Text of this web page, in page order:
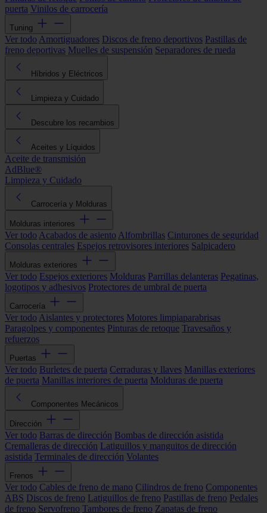
puerta Vinilos de carrocería
Tuning
Ver todo Amortiguadores Discos de freno deportivos Pastillas de
freno deportivas Muelles de suspensión Separadores de rueda
Híbridos y Eléctricos
Limpieza y Cuidado
Descubre los recambios
Aceites y Líquidos
Aceite de transmisión
AdBlue®
Limpieza y Cuidado
Carrocería y Molduras
Molduras interiores
Ver todo Acabados de asiento Alfombrillas Cinturones de seguridad
Consolas centrales Espejos retrovisores interiores Salpicadero
Molduras exteriores
Ver todo Espejos exteriores Molduras Parrillas delanteras Pegatinas,
logotipos y adhesivos Protectores de umbral de puerta
Carrocería
Ver todo Aislantes y protectores Motores limpiaparabrisas
Paragolpes y componentes Pinturas de retoque Travesaños y
refuerzos
Puertas
Ver todo Burletes de puerta Cerraduras y llaves Manillas exteriores
de puerta Manillas interiores de puerta Molduras de puerta
Componentes Mecánicos
Dirección
Ver todo Barras de dirección Bombas de dirección asistida
Cremalleras de dirección Latiguillos y manguitos de dirección
asistida Terminales de dirección Volantes
Frenos
Ver todo Cables de freno de mano Cilindros de freno Componentes
ABS Discos de freno Latiguillos de freno Pastillas de freno Pedales
de freno Servofreno Tambores de freno Zapatas de freno